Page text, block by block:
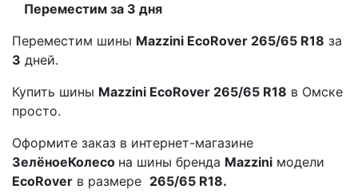
Переместим за 3 дня
Переместим шины Mazzini EcoRover 265/65 R18 за
3 дней.
Купить шины Mazzini EcoRover 265/65 R18 в Омске
просто.
Оформите заказ в интернет-магазине
ЗелёноеКолесо на шины бренда Mazzini модели
EcoRover в размере 265/65 R18.